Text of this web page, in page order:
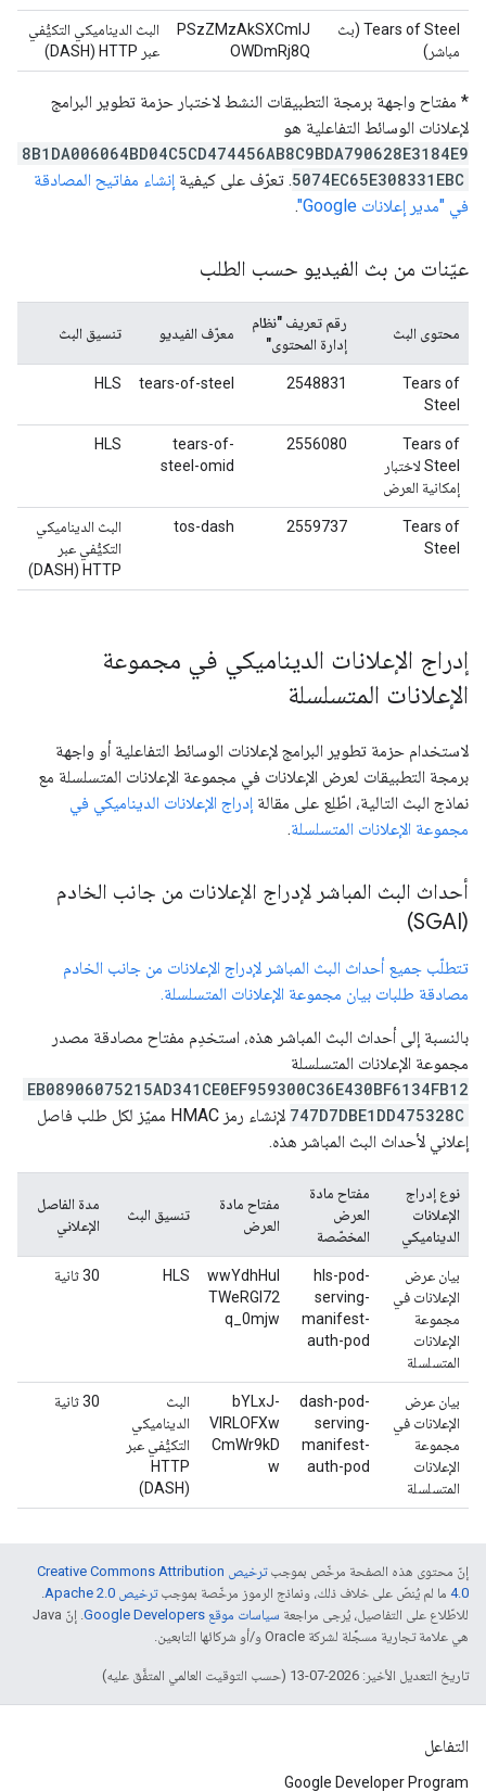
Tears of Steel (بث
مباشر)
PSzZMzAkSXCmlJ
OWDmRj8Q
البث الديناميكي التكيُّفي
عبر HTTP ‏(DASH)
* مفتاح واجهة برمجة التطبيقات النشط لاختبار حزمة تطوير البرامج
لإعلانات الوسائط التفاعلية هو
8B1DA006064BD04C5CD474456AB8C9BDA790628E3184E9
5074EC65E308331EBC. تعرّف على كيفية إنشاء مفاتيح المصادقة
في "مدير إعلانات Google"
.
عيّنات من بث الفيديو حسب الطلب
محتوى البث
رقم تعريف "نظام
إدارة المحتوى"
معرّف الفيديو تنسيق البث
Tears of
Steel
2548831
tears-of-steel
HLS
Tears of
Steel لاختبار
إمكانية العرض
2556080
tears-of-
steel-omid
HLS
Tears of
Steel
2559737
tos-dash
البث الديناميكي
التكيُّفي عبر
HTTP ‏(DASH)
إدراج الإعلانات الديناميكي في مجموعة
الإعلانات المتسلسلة
لاستخدام حزمة تطوير البرامج لإعلانات الوسائط التفاعلية أو واجهة
برمجة التطبيقات لعرض الإعلانات في مجموعة الإعلانات المتسلسلة مع
نماذج البث التالية، اطّلِع على مقالة إدراج الإعلانات الديناميكي في
مجموعة الإعلانات المتسلسلة.
أحداث البث المباشر لإدراج الإعلانات من جانب الخادم
(SGAI)
تتطلّب جميع أحداث البث المباشر لإدراج الإعلانات من جانب الخادم
مصادقة طلبات بيان مجموعة الإعلانات المتسلسلة.
بالنسبة إلى أحداث البث المباشر هذه، استخدِم مفتاح مصادقة مصدر
مجموعة الإعلانات المتسلسلة
EB08906075215AD341CE0EF959300C36E430BF6134FB12
747D7DBE1DD475328C
لإنشاء رمز HMAC مميّز لكل طلب فاصل
إعلاني لأحداث البث المباشر هذه.
نوع إدراج
الإعلانات
الديناميكي
مفتاح مادة
العرض
المخصّصة
مفتاح مادة
العرض
تنسيق البث
مدة الفاصل
الإعلاني
بيان عرض
الإعلانات في
مجموعة
الإعلانات
المتسلسلة
hls-pod-
serving-
manifest-
auth-pod
wwYdhHuI
TWeRGl72
q_0mjw
HLS ‫30 ثانية
بيان عرض
الإعلانات في
مجموعة
الإعلانات
المتسلسلة
dash-pod-
serving-
manifest-
auth-pod
bYLxJ-
VIRLOFXw
CmWr9kD
w
البث
الديناميكي
التكيُّفي عبر
HTTP
‏(DASH)
‫30 ثانية
إنّ محتوى هذه الصفحة مرخّص بموجب
ترخيص Creative Commons Attribution
4.0‏ ما لم يُنصّ على خلاف ذلك، ونماذج الرموز مرخّصة بموجبترخيص Apache 2.0‏
.
للاطّلاع على التفاصيل، يُرجى مراجعة سياسات موقع Google Developers‏
. إنّ Java
هي علامة تجارية مسجَّلة لشركة Oracle و/أو شركائها التابعين.
تاريخ التعديل الأخير: 2026-07-13 (حسب التوقيت العالمي المتفَّق عليه)
التفاعل
Google Developer Program